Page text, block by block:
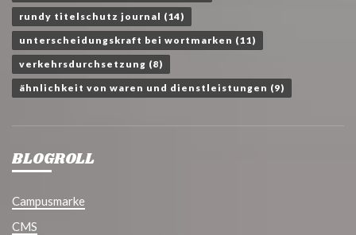
rundy titelschutz journal (14)
unterscheidungskraft bei wortmarken (11)
verkehrsdurchsetzung (8)
ähnlichkeit von waren und dienstleistungen (9)
BLOGROLL
Campusmarke
CMS